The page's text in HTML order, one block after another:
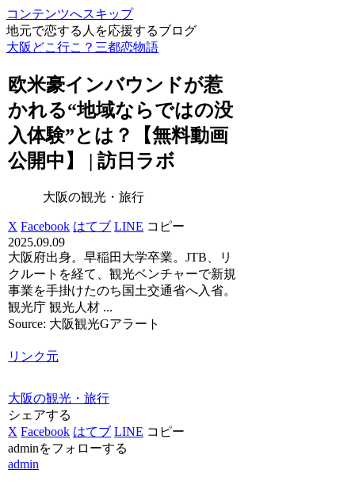
コンテンツへスキップ
地元で恋する人を応援するブログ
大阪どこ行こ？三都恋物語
欧米豪インバウンドが惹
かれる“地域ならではの没
入体験”とは？【無料動画
公開中】 | 訪日ラボ
大阪の観光・旅行
X Facebook はてブ LINE コピー
2025.09.09
大阪府出身。早稲田大学卒業。JTB、リ
クルートを経て、観光ベンチャーで新規
事業を手掛けたのち国土交通省へ入省。
観光庁 観光人材 ...
Source: 大阪観光Gアラート
リンク元
大阪の観光・旅行
シェアする
X Facebook はてブ LINE コピー
adminをフォローする
admin